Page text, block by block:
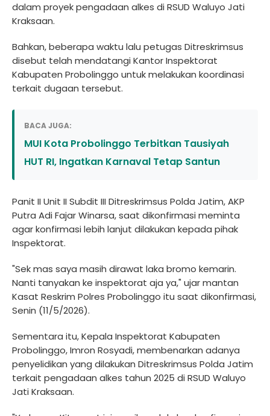
dalam proyek pengadaan alkes di RSUD Waluyo Jati
Kraksaan.
Bahkan, beberapa waktu lalu petugas Ditreskrimsus
disebut telah mendatangi Kantor Inspektorat
Kabupaten Probolinggo untuk melakukan koordinasi
terkait dugaan tersebut.
BACA JUGA:
MUI Kota Probolinggo Terbitkan Tausiyah
HUT RI, Ingatkan Karnaval Tetap Santun
Panit II Unit II Subdit III Ditreskrimsus Polda Jatim, AKP
Putra Adi Fajar Winarsa, saat dikonfirmasi meminta
agar konfirmasi lebih lanjut dilakukan kepada pihak
Inspektorat.
"Sek mas saya masih dirawat laka bromo kemarin.
Nanti tanyakan ke inspektorat aja ya," ujar mantan
Kasat Reskrim Polres Probolinggo itu saat dikonfirmasi,
Senin (11/5/2026).
Sementara itu, Kepala Inspektorat Kabupaten
Probolinggo, Imron Rosyadi, membenarkan adanya
penyelidikan yang dilakukan Ditreskrimsus Polda Jatim
terkait pengadaan alkes tahun 2025 di RSUD Waluyo
Jati Kraksaan.